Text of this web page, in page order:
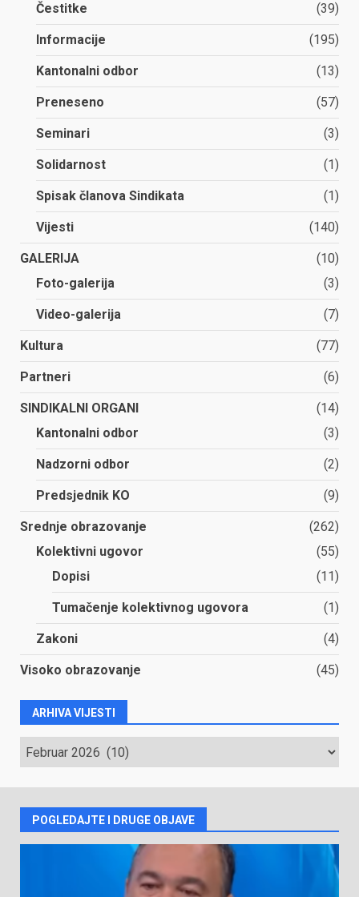
Čestitke
(39)
Informacije (195)
Kantonalni odbor (13)
Preneseno (57)
Seminari (3)
Solidarnost (1)
Spisak članova Sindikata (1)
Vijesti (140)
GALERIJA
(10)
Foto-galerija
(3)
Video-galerija (7)
Kultura (77)
Partneri (6)
SINDIKALNI ORGANI
(14)
Kantonalni odbor
(3)
Nadzorni odbor (2)
Predsjednik KO (9)
Srednje obrazovanje
(262)
Kolektivni ugovor
(55)
Dopisi
(11)
Tumačenje kolektivnog ugovora (1)
Zakoni (4)
Visoko obrazovanje (45)
ARHIVA VIJESTI
ARHIVA
VIJESTI
POGLEDAJTE I DRUGE OBJAVE